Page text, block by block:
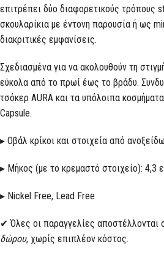
επιτρέπει δύο διαφορετικούς τρόπους
σκουλαρίκια με έντονη παρουσία ή ως
διακριτικές εμφανίσεις.
Σχεδιασμένα για να ακολουθούν τη
εύκολα από το πρωί έως το βράδυ.
τσόκερ AURA και τα υπόλοιπα
Capsule.
▸ Οβάλ κρίκοι και στοιχεία από
▸ Μήκος (με το κρεμαστό στοιχείο): 4,3
▸ Nickel Free, Lead Free
✔ Όλες οι παραγγελίες αποστέλλονται
δώρου, χωρίς επιπλέον κόστος.